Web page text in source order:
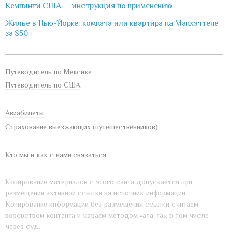
Кемпинги США — инструкция по применению
Жилье в Нью-Йорке: комната или квартира на Манхэттене
за $50
Путеводитель по Мексике
Путеводитель по США
Авиабилеты
Страхование выезжающих (путешественников)
Кто мы и как с нами связаться
Копирование материалов с этого сайта допускается при
размещении активной ссылки на источник информации.
Копирование информации без размещения ссылки считаем
воровством контента и караем методом «ата-та», в том числе
через суд.